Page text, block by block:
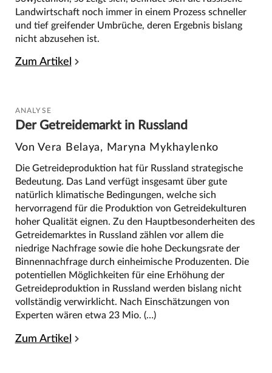
Landwirtschaft noch immer in einem Prozess schneller
und tief greifender Umbrüche, deren Ergebnis bislang
nicht abzusehen ist.
Zum Artikel
ANALYSE
Der Getreidemarkt in Russland
Von Vera Belaya, Maryna Mykhaylenko
Die Getreideproduktion hat für Russland strategische
Bedeutung. Das Land verfügt insgesamt über gute
natürlich klimatische Bedingungen, welche sich
hervorragend für die Produktion von Getreidekulturen
hoher Qualität eignen. Zu den Hauptbesonderheiten des
Getreidemarktes in Russland zählen vor allem die
niedrige Nachfrage sowie die hohe Deckungsrate der
Binnennachfrage durch einheimische Produzenten. Die
potentiellen Möglichkeiten für eine Erhöhung der
Getreideproduktion in Russland werden bislang nicht
vollständig verwirklicht. Nach Einschätzungen von
Experten wären etwa 23 Mio. (…)
Zum Artikel